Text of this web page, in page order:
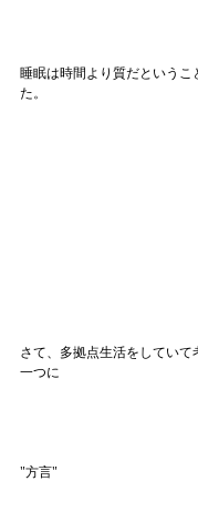
睡眠は時間より質だというこ
た。
さて、多拠点生活をしてい
一つに
"方言"